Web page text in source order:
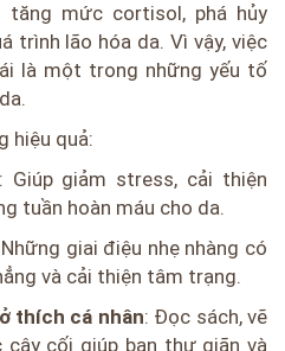
tăng mức cortisol, phá hủy
trình lão hóa da. Vì vậy, việc
là một trong những yếu tố
hiệu quả:
Giúp giảm stress, cải thiện
tuần hoàn máu cho da.
Những giai điệu nhẹ nhàng có
và cải thiện tâm trạng.
thích cá nhân: Đọc sách, vẽ
cây cối giúp bạn thư giãn và